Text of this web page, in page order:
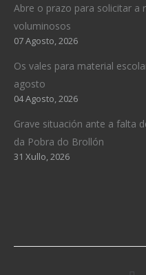
Abre o prazo para solicitar a
voluminosos
07 Agosto, 2026
Os vales para material
agosto
04 Agosto, 2026
Grave situación ante a falta
da Pobra do Brollón
31 Xullo, 2026